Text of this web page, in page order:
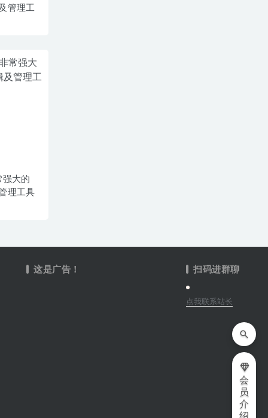
管理工
强大的
理工具
这是广告！ 扫码进群聊
点我联系站长
会
员
介
绍